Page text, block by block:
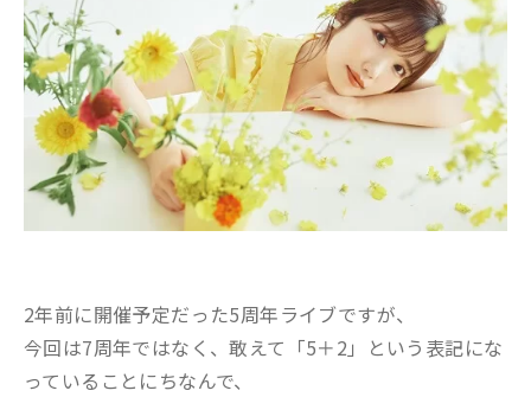
2年前に開催予定だった5周年ライブですが、
今回は7周年ではなく、敢えて「5＋2」という表記にな
っていることにちなんで、